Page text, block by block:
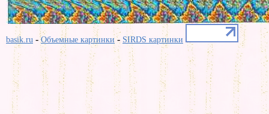
basik.ru -Объемные картинки - SIRDS картинки